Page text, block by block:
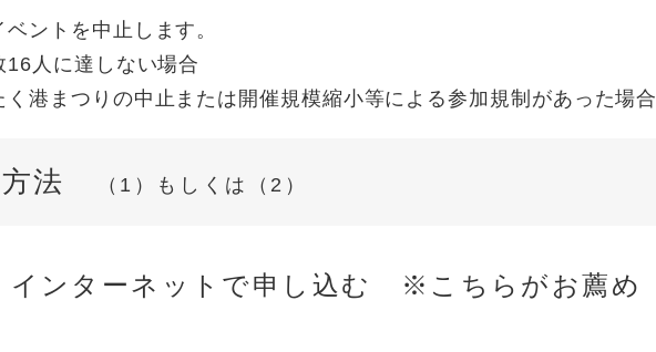
ントを中止します。
人に達しない場合
港まつりの中止または開催規模縮小等による参加規制があった場合
方法 （1）もしくは（2）
インターネットで申し込む ※こちらがお薦め